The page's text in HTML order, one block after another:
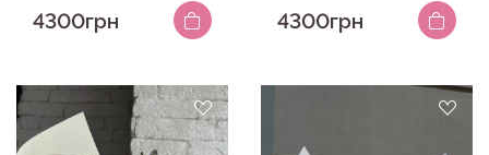
4300грн 4300грн